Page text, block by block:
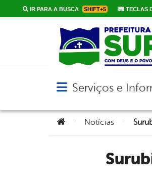
IR PARA A BUSCA SHIFT+5 TECLAS
Abrir menu principal de
Serviços e
Você está aqui:
Notícias
Surubim já está confirmada na maior vitrine do artesanato da